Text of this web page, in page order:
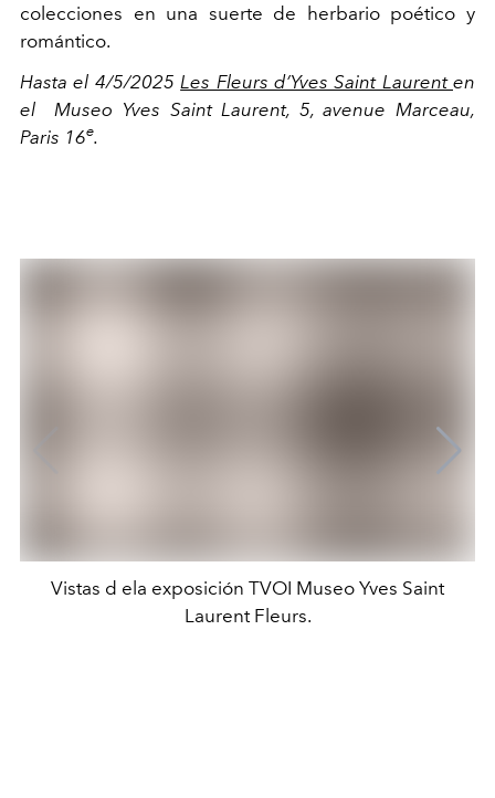
colecciones en una suerte de herbario poético y
romántico.
Hasta el 4/5/2025 Les Fleurs d’Yves Saint Laurent en
el Museo Yves Saint Laurent, 5, avenue Marceau,
Paris 16e.
Vistas d ela exposición TVOI Museo Yves Saint
Laurent Fleurs.